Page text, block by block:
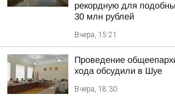
рекордную для
30 млн рублей
Вчера, 15:21
Проведение
хода обсудили в Шуе
Вчера, 18:30